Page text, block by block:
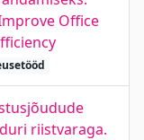
Office
riistvaraga.